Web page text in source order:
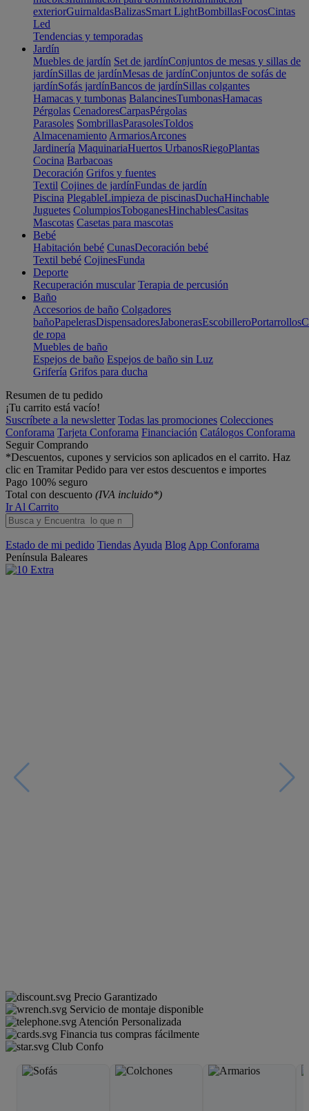
exteriorGuirnaldasBalizasSmart LightBombillasFocosCintas
Led
Tendencias y temporadas
Jardín
Muebles de jardín Set de jardínConjuntos de mesas y sillas de
jardínSillas de jardínMesas de jardínConjuntos de sofás de
jardínSofás jardínBancos de jardínSillas colgantes
Hamacas y tumbonas BalancinesTumbonasHamacas
Pérgolas CenadoresCarpasPérgolas
Parasoles SombrillasParasolesToldos
Almacenamiento ArmariosArcones
Jardinería MaquinariaHuertos UrbanosRiegoPlantas
Cocina Barbacoas
Decoración Grifos y fuentes
Textil Cojines de jardínFundas de jardín
Piscina PlegableLimpieza de piscinasDuchaHinchable
Juguetes ColumpiosToboganesHinchablesCasitas
Mascotas Casetas para mascotas
Bebé
Habitación bebé CunasDecoración bebé
Textil bebé CojinesFunda
Deporte
Recuperación muscular Terapia de percusión
Baño
Accesorios de baño Colgadores
bañoPapelerasDispensadoresJabonerasEscobilleroPortarrollos
de ropa
Muebles de baño
Espejos de baño Espejos de baño sin Luz
Grifería Grifos para ducha
Resumen de tu pedido
¡Tu carrito está vacío!
Suscríbete a la newsletter Todas las promociones Colecciones
Conforama Tarjeta Conforama Financiación Catálogos Conforama
Seguir Comprando
*Descuentos, cupones y servicios son aplicados en el carrito. Haz
clic en Tramitar Pedido para ver estos descuentos e importes
Pago 100% seguro
Total con descuento (IVA incluido*)
Ir Al Carrito
Estado de mi pedido Tiendas Ayuda Blog App Conforama
Península Baleares
Precio Garantizado
Servicio de montaje disponible
Atención Personalizada
Financia tus compras fácilmente
Club Confo